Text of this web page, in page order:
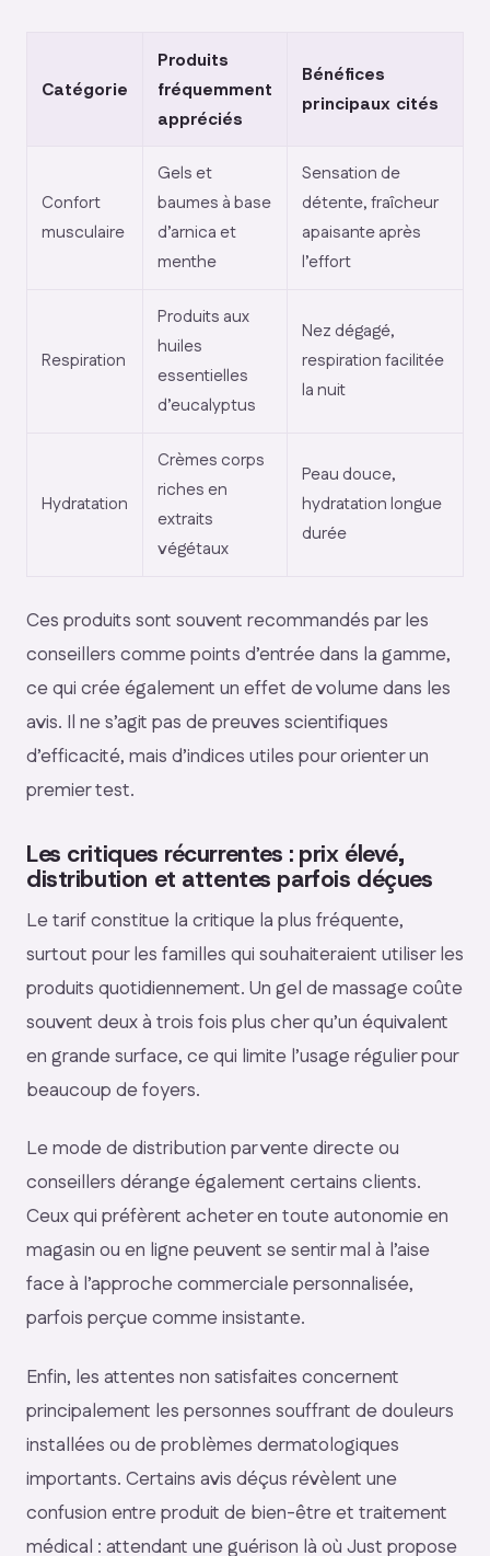
Catégorie
Produits
fréquemment
appréciés
Bénéfices
principaux cités
Confort
musculaire
Gels et
baumes à base
d’arnica et
menthe
Sensation de
détente, fraîcheur
apaisante après
l’effort
Respiration
Produits aux
huiles
essentielles
d’eucalyptus
Nez dégagé,
respiration facilitée
la nuit
Hydratation
Crèmes corps
riches en
extraits
végétaux
Peau douce,
hydratation longue
durée
Ces produits sont souvent recommandés par les
conseillers comme points d’entrée dans la gamme,
ce qui crée également un effet de volume dans les
avis. Il ne s’agit pas de preuves scientifiques
d’efficacité, mais d’indices utiles pour orienter un
premier test.
Les critiques récurrentes : prix élevé,
distribution et attentes parfois déçues
Le tarif constitue la critique la plus fréquente,
surtout pour les familles qui souhaiteraient utiliser les
produits quotidiennement. Un gel de massage coûte
souvent deux à trois fois plus cher qu’un équivalent
en grande surface, ce qui limite l’usage régulier pour
beaucoup de foyers.
Le mode de distribution par vente directe ou
conseillers dérange également certains clients.
Ceux qui préfèrent acheter en toute autonomie en
magasin ou en ligne peuvent se sentir mal à l’aise
face à l’approche commerciale personnalisée,
parfois perçue comme insistante.
Enfin, les attentes non satisfaites concernent
principalement les personnes souffrant de douleurs
installées ou de problèmes dermatologiques
importants. Certains avis déçus révèlent une
confusion entre produit de bien-être et traitement
médical : attendant une guérison là où Just propose